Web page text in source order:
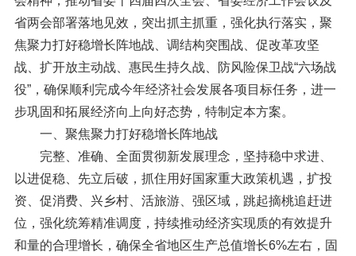
省两会部署落地见效，突出抓主抓重，强化执行落实，聚
焦聚力打好稳增长阵地战、调结构突围战、促改革攻坚
战、扩开放主动战、惠民生持久战、防风险保卫战“六场战
役”，确保顺利完成今年经济社会发展各项目标任务，进一
步巩固和拓展经济向上向好态势，特制定本方案。
一、聚焦聚力打好稳增长阵地战
完整、准确、全面贯彻新发展理念，坚持稳中求进、
以进促稳、先立后破，抓住用好国家重大政策机遇，扩投
资、促消费、兴乡村、活旅游、强区域，跳起摘桃追赶进
位，强化统筹精准调度，持续推动经济实现质的有效提升
和量的合理增长，确保全省地区生产总值增长6%左右，固